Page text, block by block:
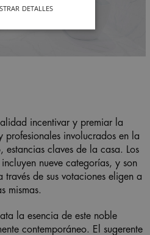
incentivar y premiar la
profesionales involucrados en la
claves de la casa. Los
nueve categorías, y son
través de sus votaciones eligen a
mismas.
la esencia de este noble
contemporáneo. El sugerente
DETALLES